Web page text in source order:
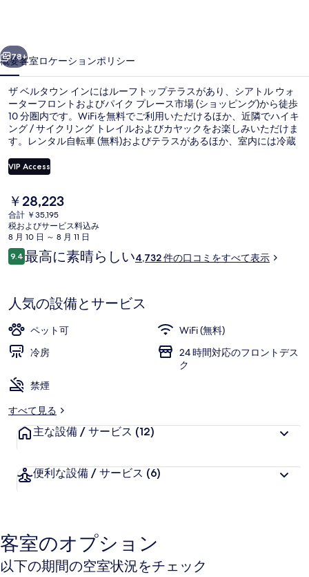
ン
の
写
真
ギ
ャ
リ
ー
次へ
78+
概要客室ロケーションポリシー
ザ ベルタウン インにはルーフトップテラスがあり、シアトル ウォ
ーターフロントおよびパイク プレース市場 (ショッピング)から徒歩
10 分圏内です。WiFiを無料でご利用いただけるほか、近隣でハイキ
ング / サイクリング トレイルおよびカヤックをお楽しみいただけま
す。レンタル自転車 (無料)およびテラスがあるほか、室内には冷蔵
に便利な中心部のロケーションや、付近の公共交通機関が充実して
いる点を評価しています。ウェストレイク駅までは 8 分で、ウェス
VIP Access
現
在
の
料
金
は
す
￥28,223
合計 ￥35,195
税およびサービス料込み
8 月 10 日 ～ 8 月 11 日
口
コ
9.410段階中9.4
最高に素晴らしい4,732 件の口コミをすべて表示
人気の設備とサービス
ペット可
WiFi (無料)
冷房
24 時間対応のフロントデス
ク
禁煙
すべて見る
主な設備 / サービス (12)
便利な設備 / サービス (6)
客室のオプション
以下の期間の空室状況をチェック